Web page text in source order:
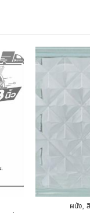
ผนัง,